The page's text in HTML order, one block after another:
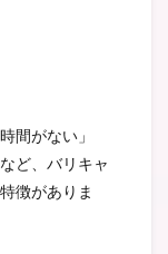
間がない」
ど、バリキャ
徴がありま